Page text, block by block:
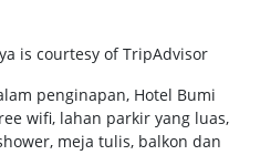
is courtesy of TripAdvisor
penginapan, Hotel Bumi
wifi, lahan parkir yang luas,
meja tulis, balkon dan